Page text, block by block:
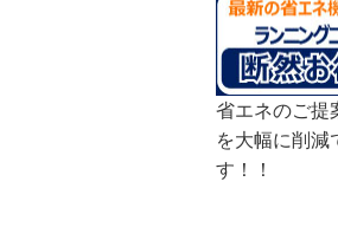
省エネのご提
を大幅に削減
す！！